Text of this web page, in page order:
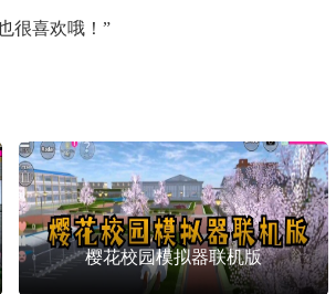
很喜欢哦！”
樱花校园模拟器联机版